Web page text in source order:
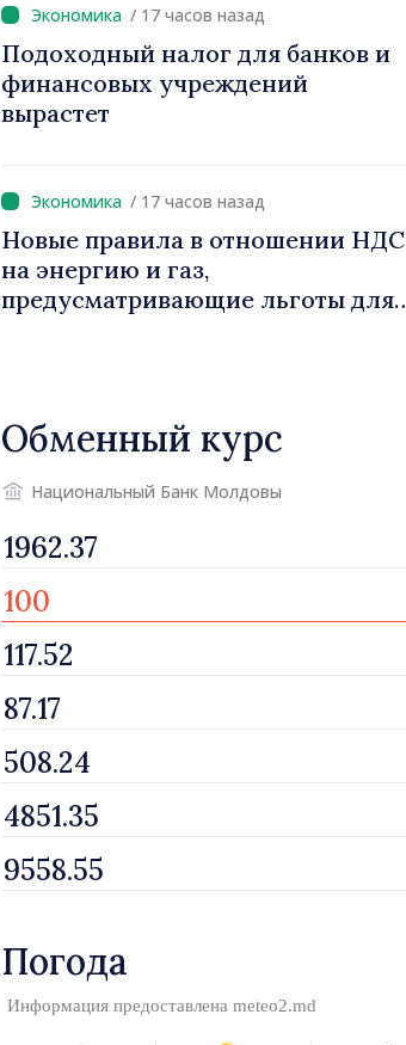
инвестиций и более справедливое
налогообложение
/ 17 часов назад
Подоходный налог для банков и
финансовых учреждений
вырастет
/ 17 часов назад
Новые правила в отношении НДС
на энергию и газ,
предусматривающие льготы для
Обменный курс
Национальный Банк Молдовы
Погода
Информация предоставлена meteo2.md